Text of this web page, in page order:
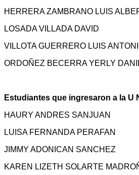
HERRERA ZAMBRANO LUIS
LOSADA VILLADA DAVID
VILLOTA GUERRERO LUIS
ORDOÑEZ BECERRA YERLY
Estudiantes que ingresaron a la U
HAURY ANDRES SANJUAN
LUISA FERNANDA PERAFAN
JIMMY ADONICAN SANCHEZ
KAREN LIZETH SOLARTE